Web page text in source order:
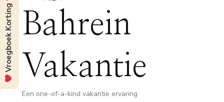
Bahrein
Vakantie
Een one-of-a-kind vakantie ervaring
Vroegboek Korting